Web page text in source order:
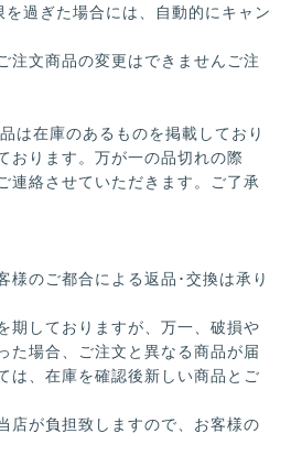
過ぎた場合には、自動的にキャン
注文商品の変更はできませんご注
は在庫のあるものを掲載しており
おります。万が一の品切れの際
連絡させていただきます。ご了承
様のご都合による返品･交換は承り
期しておりますが、万一、破損や
た場合、ご注文と異なる商品が届
は、在庫を確認後新しい商品とご
店が負担致しますので、お客様の